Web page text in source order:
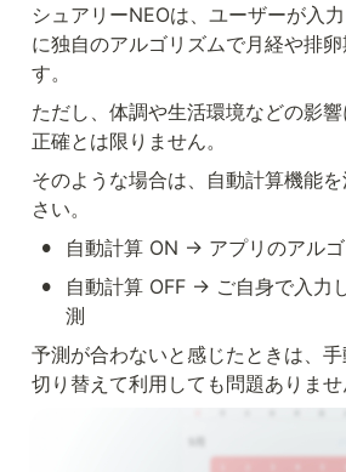
シュアリーNEOは、ユーザーが入
に独自のアルゴリズムで月経や排
す。
ただし、体調や生活環境などの影
正確とは限りません。
そのような場合は、自動計算機能
さい。
• 自動計算 ON → アプリのアル
•
自動計算 OFF → ご自身で入力
測
予測が合わないと感じたときは、
切り替えて利用しても問題ありませ